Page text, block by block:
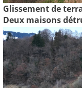
Glissement de
Deux maisons